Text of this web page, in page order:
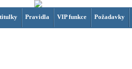
Pravidla VIP funkce Požadavky